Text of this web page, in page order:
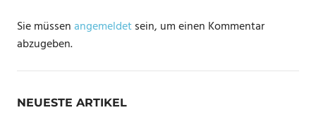
Sie müssenangemeldetsein, um einen Kommentar
abzugeben.
NEUESTE ARTIKEL